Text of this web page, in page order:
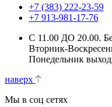
+7 (383) 222-23-59
+7 913-981-17-76
С 11.00 ДО 20.00.
Вторник-
Понедельник
наверх
Мы в соц сетях